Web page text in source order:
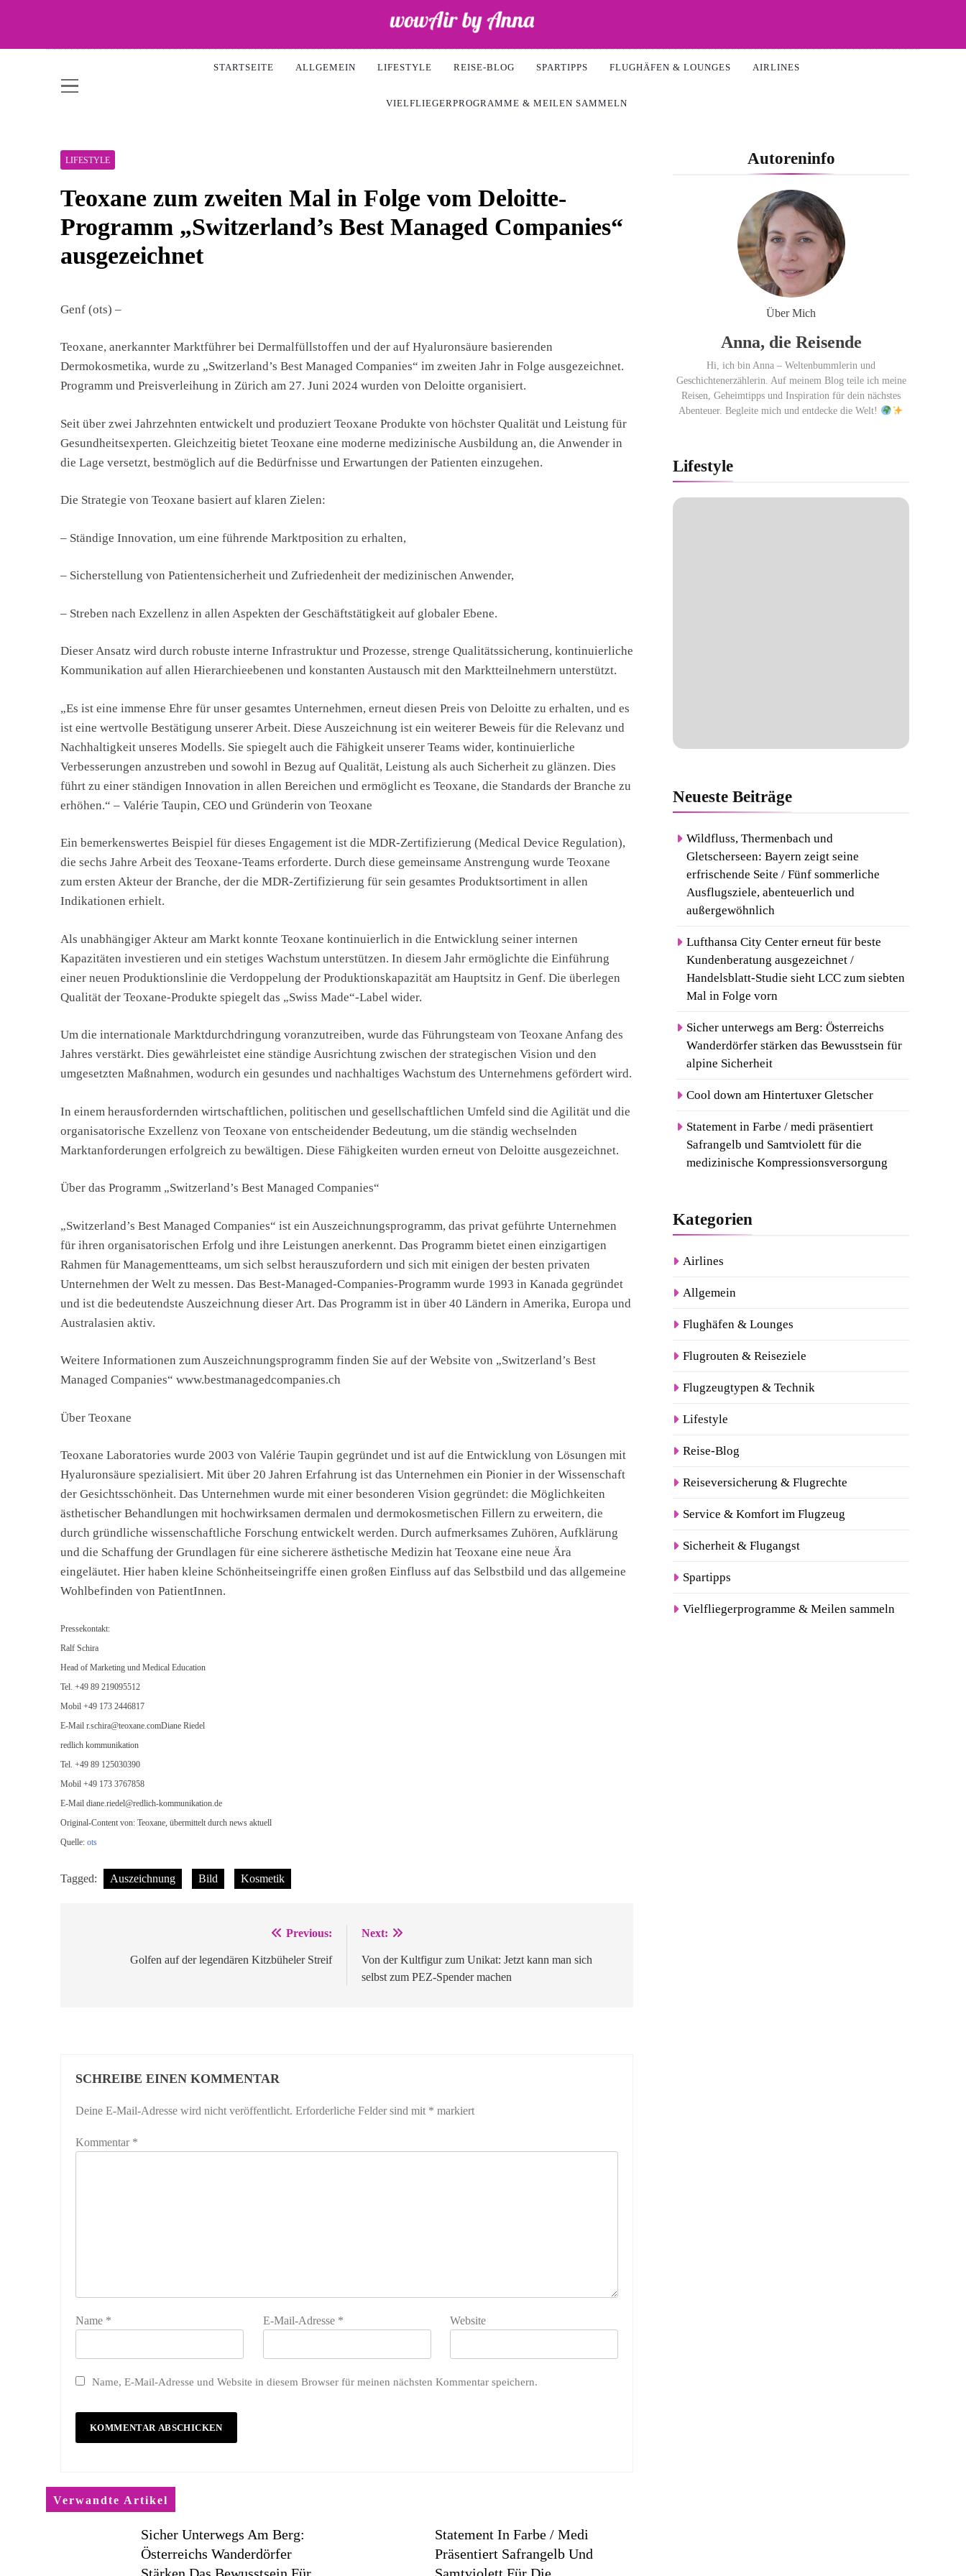
WOW-Air
STARTSEITE ALLGEMEIN LIFESTYLE REISE-BLOG SPARTIPPS FLUGHÄFEN & LOUNGES AIRLINES
VIELFLIEGERPROGRAMME & MEILEN SAMMELN
LIFESTYLE
Teoxane zum zweiten Mal in Folge vom Deloitte-
Programm „Switzerland’s Best Managed Companies“
ausgezeichnet
Genf (ots) –
Teoxane, anerkannter Marktführer bei Dermalfüllstoffen und der auf Hyaluronsäure basierenden
Dermokosmetika, wurde zu „Switzerland’s Best Managed Companies“ im zweiten Jahr in Folge ausgezeichnet.
Programm und Preisverleihung in Zürich am 27. Juni 2024 wurden von Deloitte organisiert.
Seit über zwei Jahrzehnten entwickelt und produziert Teoxane Produkte von höchster Qualität und Leistung für
Gesundheitsexperten. Gleichzeitig bietet Teoxane eine moderne medizinische Ausbildung an, die Anwender in
die Lage versetzt, bestmöglich auf die Bedürfnisse und Erwartungen der Patienten einzugehen.
Die Strategie von Teoxane basiert auf klaren Zielen:
– Ständige Innovation, um eine führende Marktposition zu erhalten,
– Sicherstellung von Patientensicherheit und Zufriedenheit der medizinischen Anwender,
– Streben nach Exzellenz in allen Aspekten der Geschäftstätigkeit auf globaler Ebene.
Dieser Ansatz wird durch robuste interne Infrastruktur und Prozesse, strenge Qualitätssicherung, kontinuierliche
Kommunikation auf allen Hierarchieebenen und konstanten Austausch mit den Marktteilnehmern unterstützt.
„Es ist eine immense Ehre für unser gesamtes Unternehmen, erneut diesen Preis von Deloitte zu erhalten, und es
ist eine wertvolle Bestätigung unserer Arbeit. Diese Auszeichnung ist ein weiterer Beweis für die Relevanz und
Nachhaltigkeit unseres Modells. Sie spiegelt auch die Fähigkeit unserer Teams wider, kontinuierliche
Verbesserungen anzustreben und sowohl in Bezug auf Qualität, Leistung als auch Sicherheit zu glänzen. Dies
führt zu einer ständigen Innovation in allen Bereichen und ermöglicht es Teoxane, die Standards der Branche zu
erhöhen.“ – Valérie Taupin, CEO und Gründerin von Teoxane
Ein bemerkenswertes Beispiel für dieses Engagement ist die MDR-Zertifizierung (Medical Device Regulation),
die sechs Jahre Arbeit des Teoxane-Teams erforderte. Durch diese gemeinsame Anstrengung wurde Teoxane
zum ersten Akteur der Branche, der die MDR-Zertifizierung für sein gesamtes Produktsortiment in allen
Indikationen erhielt.
Als unabhängiger Akteur am Markt konnte Teoxane kontinuierlich in die Entwicklung seiner internen
Kapazitäten investieren und ein stetiges Wachstum unterstützen. In diesem Jahr ermöglichte die Einführung
einer neuen Produktionslinie die Verdoppelung der Produktionskapazität am Hauptsitz in Genf. Die überlegen
Qualität der Teoxane-Produkte spiegelt das „Swiss Made“-Label wider.
Um die internationale Marktdurchdringung voranzutreiben, wurde das Führungsteam von Teoxane Anfang des
Jahres verstärkt. Dies gewährleistet eine ständige Ausrichtung zwischen der strategischen Vision und den
umgesetzten Maßnahmen, wodurch ein gesundes und nachhaltiges Wachstum des Unternehmens gefördert wird.
In einem herausfordernden wirtschaftlichen, politischen und gesellschaftlichen Umfeld sind die Agilität und die
organisatorische Exzellenz von Teoxane von entscheidender Bedeutung, um die ständig wechselnden
Marktanforderungen erfolgreich zu bewältigen. Diese Fähigkeiten wurden erneut von Deloitte ausgezeichnet.
Über das Programm „Switzerland’s Best Managed Companies“
„Switzerland’s Best Managed Companies“ ist ein Auszeichnungsprogramm, das privat geführte Unternehmen
für ihren organisatorischen Erfolg und ihre Leistungen anerkennt. Das Programm bietet einen einzigartigen
Rahmen für Managementteams, um sich selbst herauszufordern und sich mit einigen der besten privaten
Unternehmen der Welt zu messen. Das Best-Managed-Companies-Programm wurde 1993 in Kanada gegründet
und ist die bedeutendste Auszeichnung dieser Art. Das Programm ist in über 40 Ländern in Amerika, Europa und
Australasien aktiv.
Weitere Informationen zum Auszeichnungsprogramm finden Sie auf der Website von „Switzerland’s Best
Managed Companies“ www.bestmanagedcompanies.ch
Über Teoxane
Teoxane Laboratories wurde 2003 von Valérie Taupin gegründet und ist auf die Entwicklung von Lösungen mit
Hyaluronsäure spezialisiert. Mit über 20 Jahren Erfahrung ist das Unternehmen ein Pionier in der Wissenschaft
der Gesichtsschönheit. Das Unternehmen wurde mit einer besonderen Vision gegründet: die Möglichkeiten
ästhetischer Behandlungen mit hochwirksamen dermalen und dermokosmetischen Fillern zu erweitern, die
durch gründliche wissenschaftliche Forschung entwickelt werden. Durch aufmerksames Zuhören, Aufklärung
und die Schaffung der Grundlagen für eine sicherere ästhetische Medizin hat Teoxane eine neue Ära
eingeläutet. Hier haben kleine Schönheitseingriffe einen großen Einfluss auf das Selbstbild und das allgemeine
Wohlbefinden von PatientInnen.
Pressekontakt:
Ralf Schira
Head of Marketing und Medical Education
Tel. +49 89 219095512
Mobil +49 173 2446817
E-Mail r.schira@teoxane.comDiane Riedel
redlich kommunikation
Tel. +49 89 125030390
Mobil +49 173 3767858
E-Mail diane.riedel@redlich-kommunikation.de
Original-Content von: Teoxane, übermittelt durch news aktuell
Quelle: ots
Tagged: Auszeichnung Bild Kosmetik
Previous:
Golfen auf der legendären Kitzbüheler Streif
Next:
Von der Kultfigur zum Unikat: Jetzt kann man sich
selbst zum PEZ-Spender machen
SCHREIBE EINEN KOMMENTAR
Deine E-Mail-Adresse wird nicht veröffentlicht. Erforderliche Felder sind mit * markiert
Kommentar *
Name * E-Mail-Adresse * Website
Name, E-Mail-Adresse und Website in diesem Browser für meinen nächsten Kommentar speichern.
Verwandte Artikel
Sicher Unterwegs Am Berg:
Österreichs Wanderdörfer
Statement In Farbe / Medi
Präsentiert Safrangelb Und
Autoreninfo
Über Mich
Anna, die Reisende
Hi, ich bin Anna – Weltenbummlerin und
Geschichtenerzählerin. Auf meinem Blog teile ich meine
Reisen, Geheimtipps und Inspiration für dein nächstes
Abenteuer. Begleite mich und entdecke die Welt!
Lifestyle
NeuesteBeiträge
Wildfluss, Thermenbach und
Gletscherseen: Bayern zeigt seine
erfrischende Seite / Fünf sommerliche
Ausflugsziele, abenteuerlich und
außergewöhnlich
Lufthansa City Center erneut für beste
Kundenberatung ausgezeichnet /
Handelsblatt-Studie sieht LCC zum siebten
Mal in Folge vorn
Sicher unterwegs am Berg: Österreichs
Wanderdörfer stärken das Bewusstsein für
alpine Sicherheit
Cool down am Hintertuxer Gletscher
Statement in Farbe / medi präsentiert
Safrangelb und Samtviolett für die
medizinische Kompressionsversorgung
Kategorien
Airlines
Allgemein
Flughäfen & Lounges
Flugrouten & Reiseziele
Flugzeugtypen & Technik
Lifestyle
Reise-Blog
Reiseversicherung & Flugrechte
Service & Komfort im Flugzeug
Sicherheit & Flugangst
Spartipps
Vielfliegerprogramme & Meilen sammeln